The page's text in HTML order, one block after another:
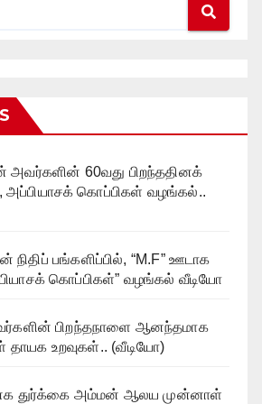
அவர்களின் 60வது பிறந்ததினக்
கொப்பிகள் வழங்கல்..
நிதிப் பங்களிப்பில், “M.F” ஊடாக
கொப்பிகள்” வழங்கல் வீடியோ
பிறந்தநாளை ஆனந்தமாக
உறவுகள்.. (வீடியோ)
துர்க்கை அம்மன் ஆலய முன்னாள்